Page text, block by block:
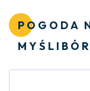
POGODA